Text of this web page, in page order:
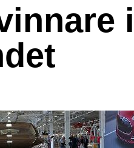
i